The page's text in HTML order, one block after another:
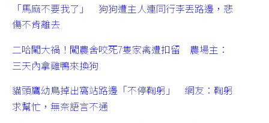
「馬麻不要我了」 狗狗遭主人連同行李丟路邊，悲
傷不肯離去
二哈闖大禍！闖農舍咬死7隻家禽遭扣留 農場主：
三天內拿雞鴨來換狗
貓頭鷹幼鳥掉出窩站路邊「不停鞠躬」 網友：鞠躬
求幫忙，無奈語言不通